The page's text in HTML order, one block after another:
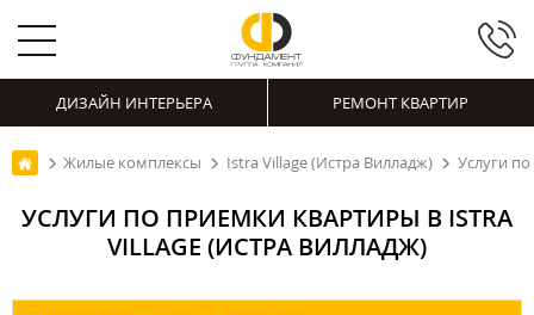
ДИЗАЙН ИНТЕРЬЕРА РЕМОНТ КВАРТИР
Жилые комплексы Istra Village (Истра Вилладж) Услуги
УСЛУГИ ПО ПРИЕМКИ КВАРТИРЫ В ISTRA
VILLAGE (ИСТРА ВИЛЛАДЖ)